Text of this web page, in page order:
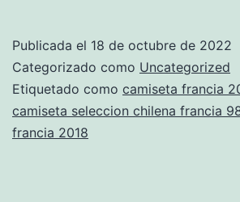
de
chile
francia
Publicada el 18 de octubre de 2022
Categorizado como Uncategorized
Etiquetado como camiseta francia
camiseta seleccion chilena francia
francia 2018